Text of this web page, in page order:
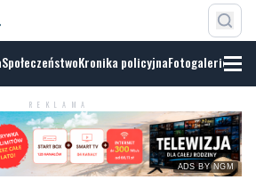
SpołeczeństwoKronika policyjnaFotogalerie
REKLAMA
ADS BY NGM